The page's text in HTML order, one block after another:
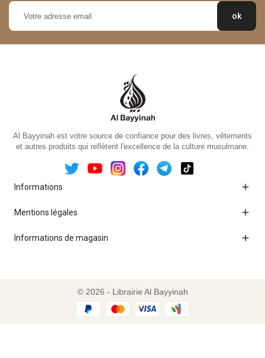
Al Bayyinah est votre source de confiance pour des livres, vêtements
et autres produits qui reflètent l'excellence de la culture musulmane.
Informations 
Mentions légales 
Informations de magasin 
© 2026 - Librairie Al Bayyinah